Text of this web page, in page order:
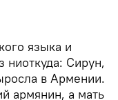
языка и
ниоткуда: Сирун,
в Армении.
армянин, а мать